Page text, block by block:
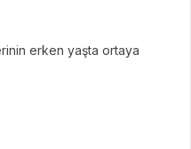
erken yaşta ortaya